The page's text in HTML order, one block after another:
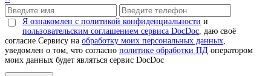
Я ознакомлен с политикой конфиденциальности и
пользовательским соглашением сервиса DocDoc, даю своё
согласие Сервису на обработку моих персональных данных,
уведомлен о том, что согласно политике обработки ПД оператором
моих данных будет являться сервис DocDoc